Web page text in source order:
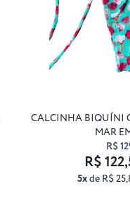
CALCINHA BIQUÍNI
MAR
R$
5xde R$
R$